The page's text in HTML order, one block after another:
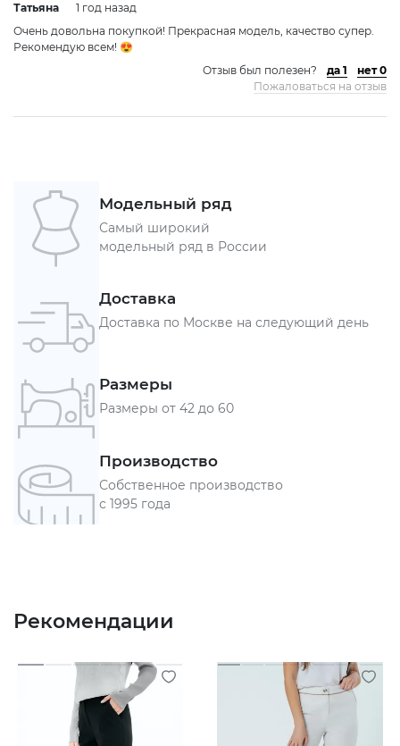
Татьяна
1 год назад
Очень довольна покупкой! Прекрасная модель, качество супер.
Рекомендую всем! 😍
Отзыв был полезен?
да 1
нет 0
Пожаловаться на отзыв
Модельный ряд
Самый широкий
модельный ряд в России
Доставка
Доставка по Москве на следующий день
Размеры
Размеры от 42 до 60
Производство
Собственное производство
с 1995 года
Рекомендации